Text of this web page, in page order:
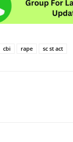
cbi rape sc st act